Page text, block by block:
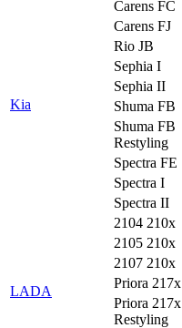
Kia
Carens FC
Carens FJ
Rio JB
Sephia I
Sephia II
Shuma FB
Shuma FB
Restyling
Spectra FE
Spectra I
Spectra II
LADA
2104 210x
2105 210x
2107 210x
Priora 217x
Priora 217x
Restyling